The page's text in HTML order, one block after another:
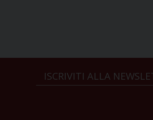
ISCRIVITI ALLA